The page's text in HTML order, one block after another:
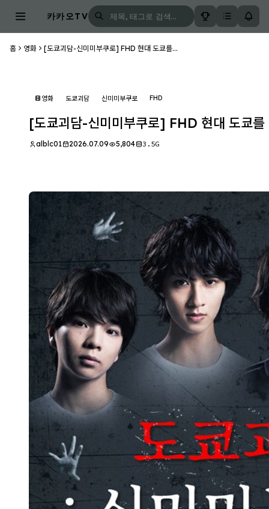
카카오TV
홈 영화 [도쿄괴담-신미미부쿠로] FHD 현대 도쿄를...
영화 도쿄괴담 신미미부쿠로 FHD
[도쿄괴담-신미미부쿠로] FHD 현대 도쿄를
alblc01 2026.07.09 5,804 3.5G